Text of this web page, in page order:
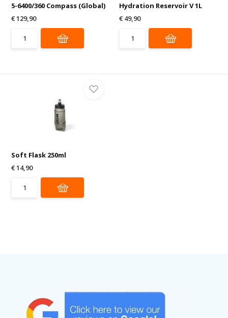
5-6400/360 Compass (Global)
€ 129,90
Hydration Reservoir V 1L
€ 49,90
Soft Flask 250ml
€ 14,90